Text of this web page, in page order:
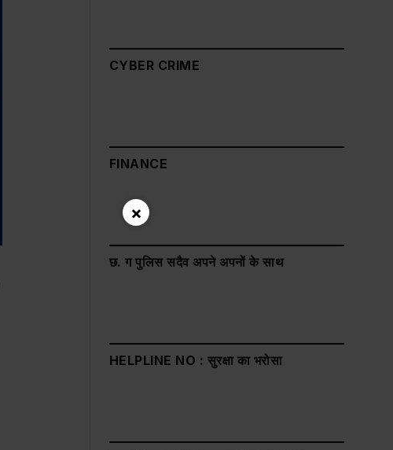
CYBER CRIME
FINANCE
छ. ग पुलिस सदैव अपने अपनों के साथ
HELPLINE NO : सुरक्षा का भरोसा
×